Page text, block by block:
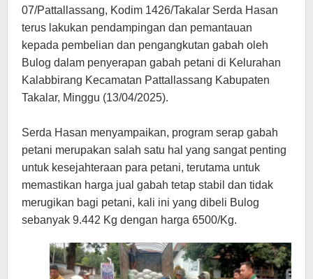
07/Pattallassang, Kodim 1426/Takalar Serda Hasan
terus lakukan pendampingan dan pemantauan
kepada pembelian dan pengangkutan gabah oleh
Bulog dalam penyerapan gabah petani di Kelurahan
Kalabbirang Kecamatan Pattallassang Kabupaten
Takalar, Minggu (13/04/2025).
Serda Hasan menyampaikan, program serap gabah
petani merupakan salah satu hal yang sangat penting
untuk kesejahteraan para petani, terutama untuk
memastikan harga jual gabah tetap stabil dan tidak
merugikan bagi petani, kali ini yang dibeli Bulog
sebanyak 9.442 Kg dengan harga 6500/Kg.